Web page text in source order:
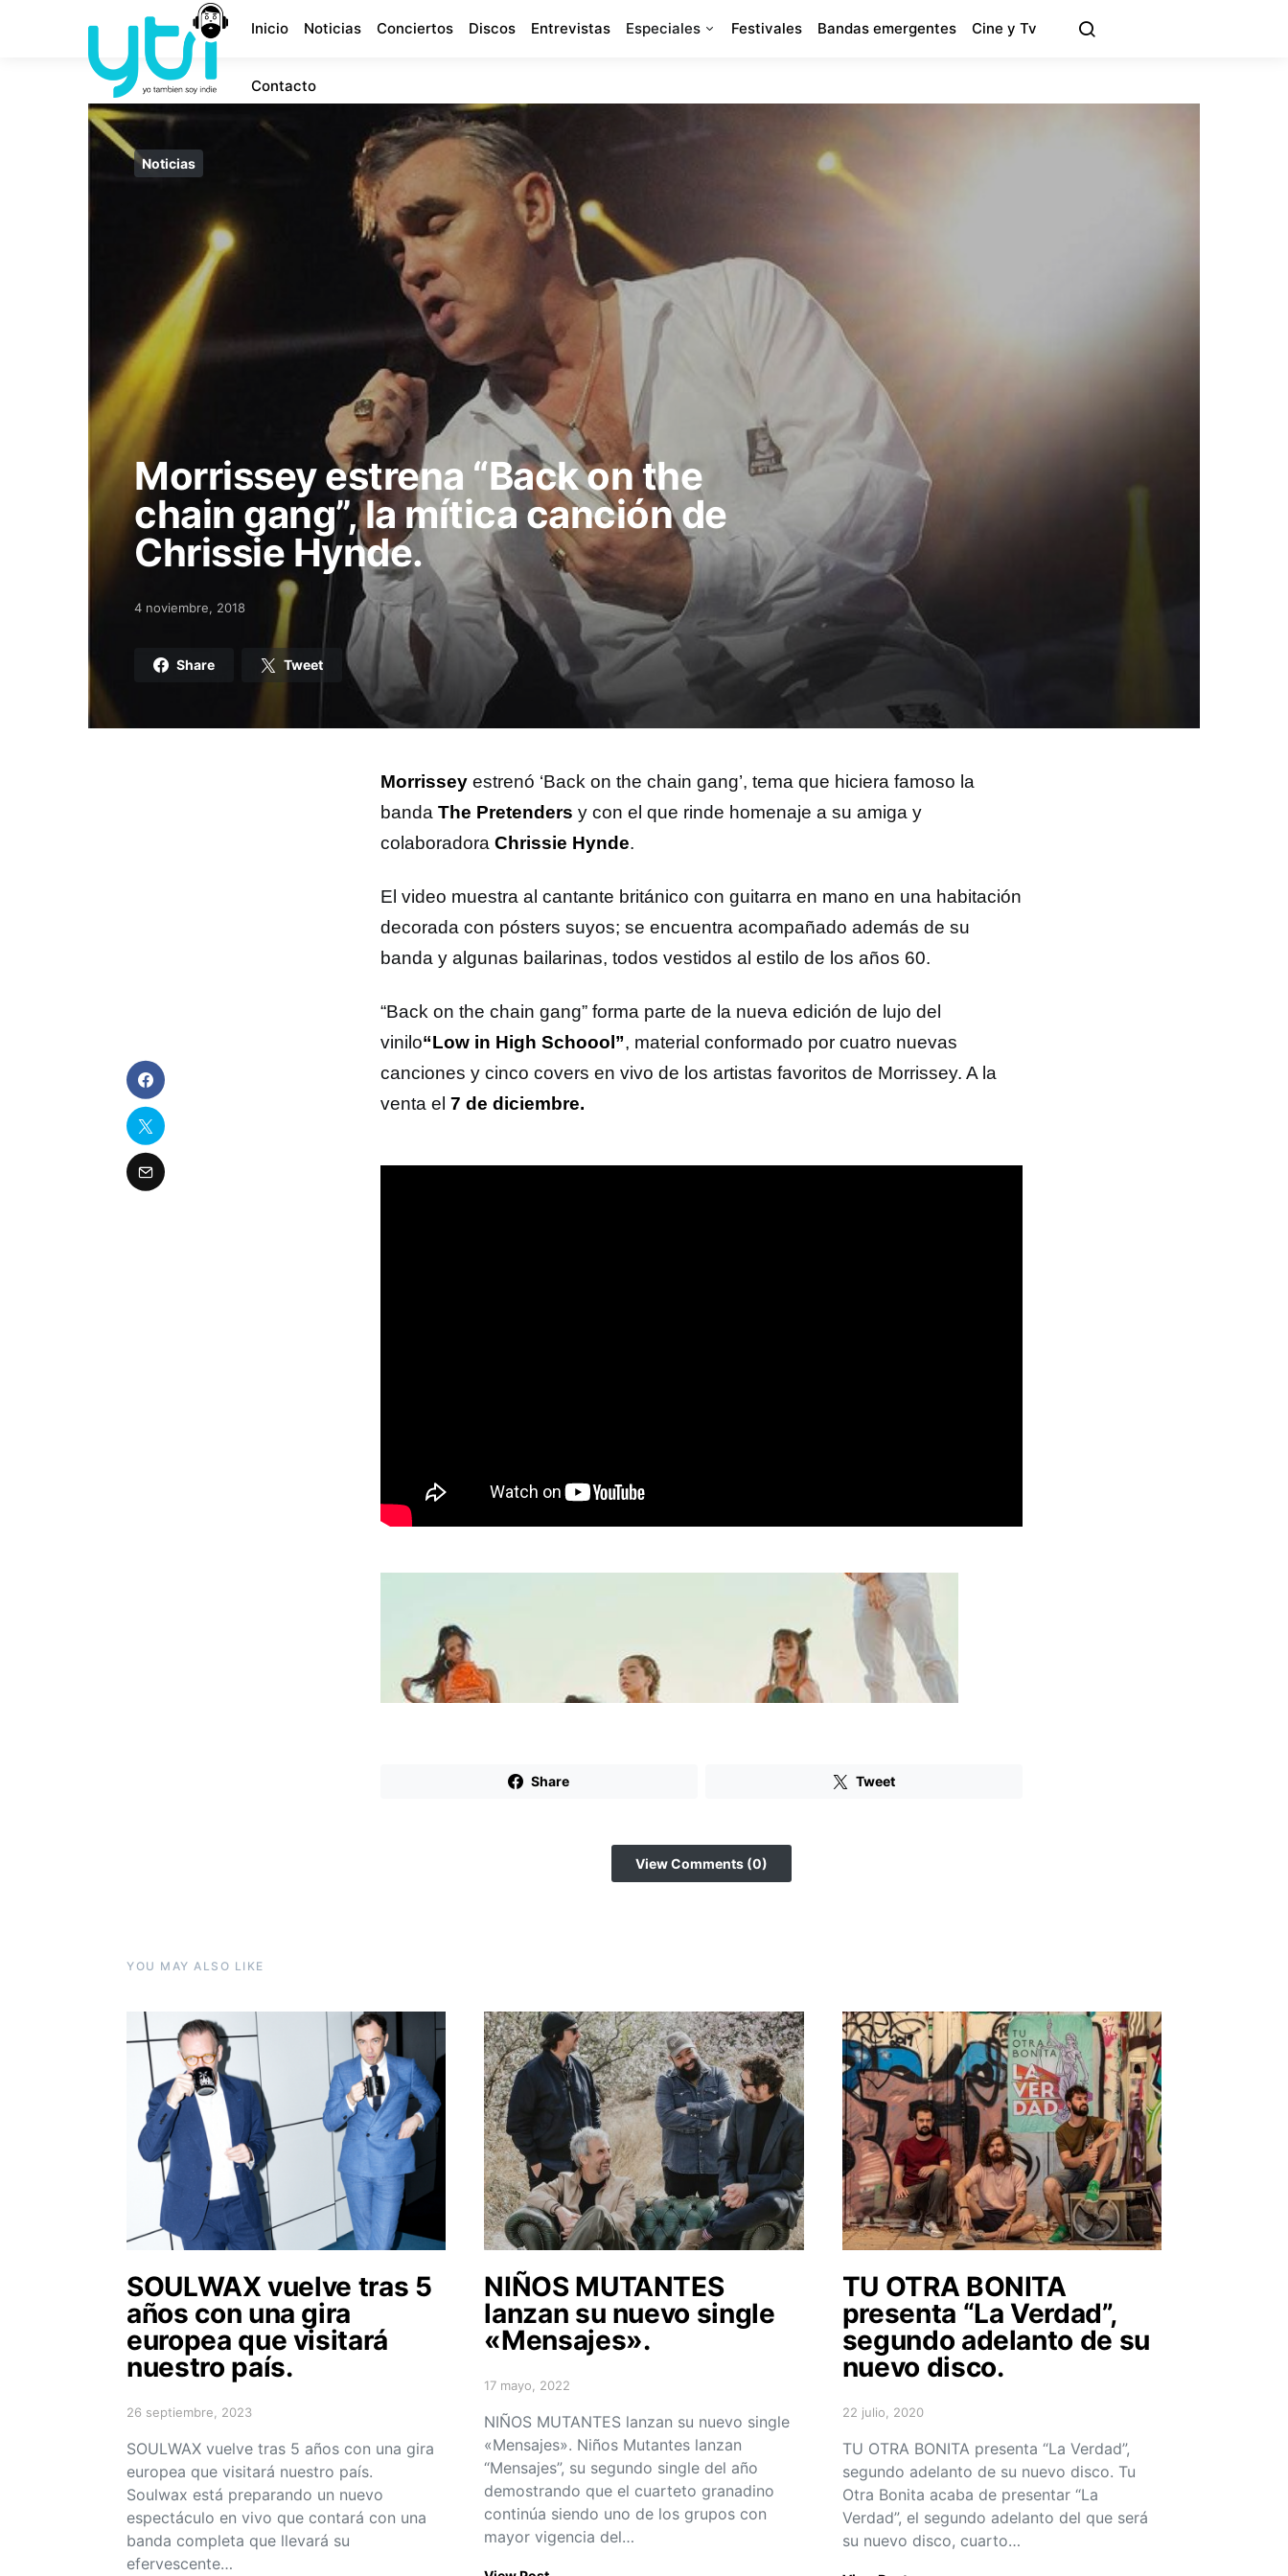
Inicio Noticias Conciertos Discos Entrevistas Especiales Festivales Bandas emergentes Cine y Tv
Contacto
Noticias
Morrissey estrena “Back on the
chain gang”, la mítica canción de
Chrissie Hynde.
Posted on
4 noviembre, 2018
Share Tweet
Morrissey estrenó ‘Back on the chain gang’, tema que hiciera famoso la
banda The Pretenders y con el que rinde homenaje a su amiga y
colaboradora Chrissie Hynde.
El video muestra al cantante británico con guitarra en mano en una habitación
decorada con pósters suyos; se encuentra acompañado además de su
banda y algunas bailarinas, todos vestidos al estilo de los años 60.
“Back on the chain gang” forma parte de la nueva edición de lujo del
vinilo“Low in High Schoool”, material conformado por cuatro nuevas
canciones y cinco covers en vivo de los artistas favoritos de Morrissey. A la
venta el 7 de diciembre.
Share Tweet
View Comments (0)
YOU MAY ALSO LIKE
SOULWAX vuelve tras 5
años con una gira
europea que visitará
nuestro país.
Posted on
26 septiembre, 2023
SOULWAX vuelve tras 5 años con una gira
europea que visitará nuestro país.
Soulwax está preparando un nuevo
espectáculo en vivo que contará con una
banda completa que llevará su
efervescente…
NIÑOS MUTANTES
lanzan su nuevo single
«Mensajes».
Posted on
17 mayo, 2022
NIÑOS MUTANTES lanzan su nuevo single
«Mensajes». Niños Mutantes lanzan
“Mensajes”, su segundo single del año
demostrando que el cuarteto granadino
continúa siendo uno de los grupos con
mayor vigencia del…
TU OTRA BONITA
presenta “La Verdad”,
segundo adelanto de su
nuevo disco.
Posted on
22 julio, 2020
TU OTRA BONITA presenta “La Verdad”,
segundo adelanto de su nuevo disco. Tu
Otra Bonita acaba de presentar “La
Verdad”, el segundo adelanto del que será
su nuevo disco, cuarto…